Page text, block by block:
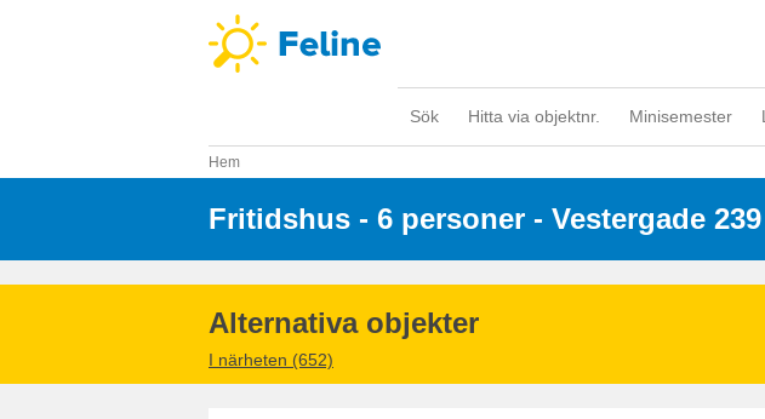
Sök Hitta via objektnr. Minisemester
Hem
Fritidshus - 6 personer - Vestergade
Alternativa objekter
I närheten (652)